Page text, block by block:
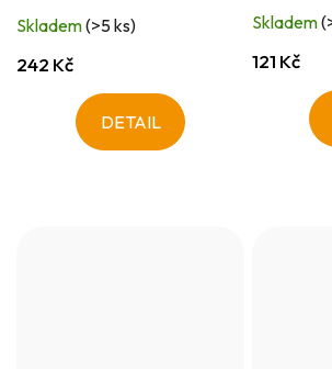
Skladem(>5 ks)
242 Kč
DETAIL
Skladem
121 Kč